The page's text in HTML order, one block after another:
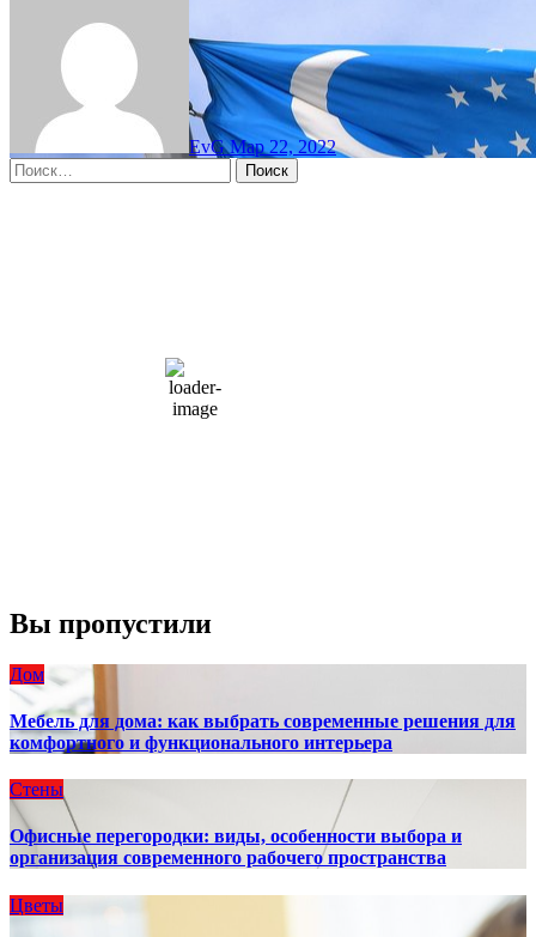
EvGМар 22, 2022
Найти:
66 %
1004 мб
10 mph
Вы пропустили
Дом
Мебель для дома: как выбрать современные решения для
комфортного и функционального интерьера
Стены
Офисные перегородки: виды, особенности выбора и
организация современного рабочего пространства
Цветы